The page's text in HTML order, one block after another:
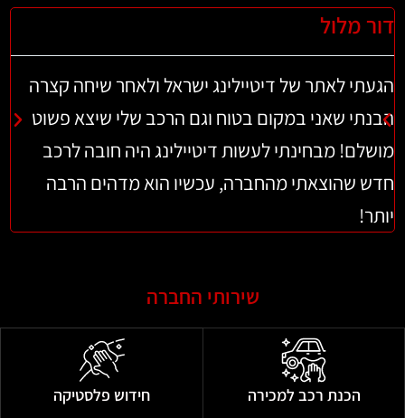
מלול
לאתר של דיטיילינג ישראל ולאחר שיחה קצרה
שאני במקום בטוח וגם הרכב שלי שיצא פשוט
מבחינתי לעשות דיטיילינג היה חובה לרכב
שהוצאתי מהחברה, עכשיו הוא מדהים הרבה
3)
שירותי החברה
הכנת רכב למכירה חידוש פלסטיקה